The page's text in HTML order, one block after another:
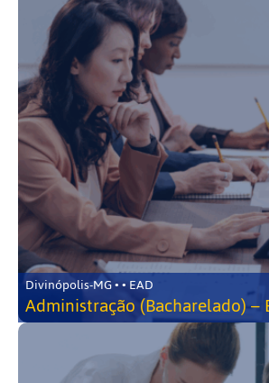
Divinópolis-MG • • EAD
Administração (Bacharelado) –